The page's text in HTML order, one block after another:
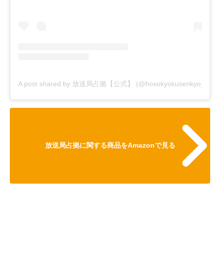
A post shared by 放送局占拠【公式】 (@hosokyokusenkyo_ntv)
放送局占拠に関する商品をAmazonで見る